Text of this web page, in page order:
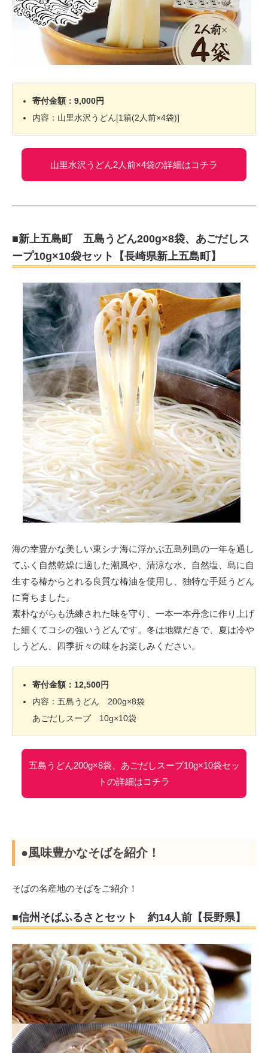
寄付金額：9,000円
内容：山里水沢うどん[1箱(2人前×4袋)]
山里水沢うどん2人前×4袋の詳細はコチラ
■新上五島町 五島うどん200g×8袋、あごだしス
ープ10g×10袋セット【長崎県新上五島町】
海の幸豊かな美しい東シナ海に浮かぶ五島列島の一年を通し
てふく自然乾燥に適した潮風や、清涼な水、自然塩、島に自
生する椿からとれる良質な椿油を使用し、独特な手延うどん
に育ちました。
素朴ながらも洗練された味を守り、一本一本丹念に作り上げ
た細くてコシの強いうどんです。冬は地獄だきで、夏は冷や
しうどん、四季折々の味をお楽しみください。
寄付金額：12,500円
内容：五島うどん 200g×8袋
あごだしスープ 10g×10袋
五島うどん200g×8袋、あごだしスープ10g×10袋セッ
トの詳細はコチラ
●風味豊かなそばを紹介！
そばの名産地のそばをご紹介！
■信州そばふるさとセット 約14人前【長野県】